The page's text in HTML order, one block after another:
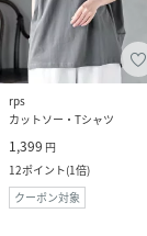
rps
カットソー・Tシャツ
1,399 円
12ポイント(1倍)
クーポン対象